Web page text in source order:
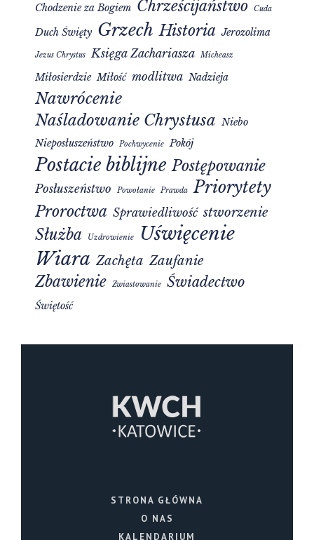
Chodzenie za Bogiem Chrześcijaństwo Cuda
Duch Święty Grzech Historia Jerozolima
Jezus Chrystus Księga Zachariasza Micheasz
Miłosierdzie Miłość modlitwa Nadzieja
Nawrócenie
Naśladowanie Chrystusa Niebo
Nieposłuszeństwo
Pochwycenie Pokój
Postacie biblijne Postępowanie
Posłuszeństwo Powołanie Prawda Priorytety
Proroctwa Sprawiedliwość stworzenie
Służba Uzdrowienie
Uświęcenie
Wiara Zachęta Zaufanie
Zbawienie Zwiastowanie Świadectwo
Świętość
STRONA GŁÓWNA
O NAS
KALENDARIUM